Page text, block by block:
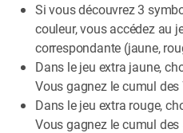
Si vous découvrez 3
couleur, vous accédez au
correspondante (jaune,
Dans le jeu extra jaune,
Vous gagnez le cumul
Dans le jeu extra rouge,
Vous gagnez le cumul